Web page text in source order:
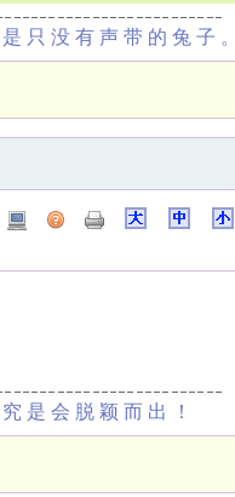
只没有声带的兔子。
是会脱颖而出！